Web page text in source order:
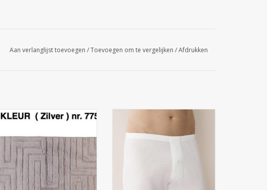
Aan verlanglijst toevoegen /Toevoegen om te vergelijken /Afdrukken
Badtapijt (nr. 1004) - Voor een
harmonieus bad!
Badhanddoeken en badmat in
bijpassende kleuren!
Deze zachte katoenen badmat
is verkrijgbaar in vele prachtige
kleuren en past perfect bij de
handdoeken.
222 BUSINESS CLASS PANT
100% KATOEN, MERCERIZED
de businessklasse van de